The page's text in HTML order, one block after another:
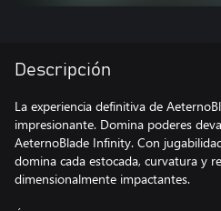
Descripción
La experiencia definitiva de
impresionante. Domina poderes
AeternoBlade Infinity. Con
domina cada estocada, curvatura y
dimensionalmente impactantes.